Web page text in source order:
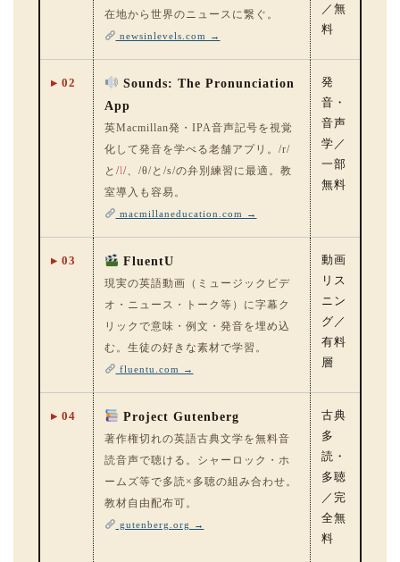
在地から世界のニュースに繋ぐ。
newsinlevels.com →
／無
料
▸ 02
Sounds: The Pronunciation
App
英Macmillan発・IPA音声記号を視覚
化して発音を学べる老舗アプリ。/r/
と/l/、/θ/と/s/の弁別練習に最適。教
室導入も容易。
macmillaneducation.com →
発
音・
音声
学／
一部
無料
▸ 03 FluentU
現実の英語動画（ミュージックビデ
オ・ニュース・トーク等）に字幕ク
リックで意味・例文・発音を埋め込
む。生徒の好きな素材で学習。
fluentu.com →
動画
リス
ニン
グ／
有料
層
▸ 04 Project Gutenberg
著作権切れの英語古典文学を無料音
読音声で聴ける。シャーロック・ホ
ームズ等で多読×多聴の組み合わせ。
教材自由配布可。
gutenberg.org →
古典
多
読・
多聴
／完
全無
料